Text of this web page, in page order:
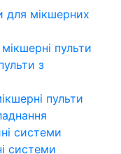
мікшерних
пульти
з
пульти
системи
системи